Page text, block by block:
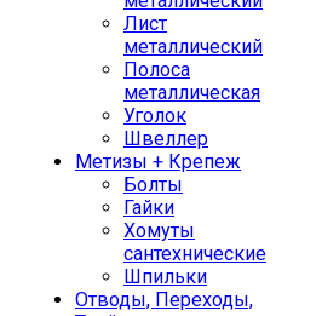
Лист
металлический
Полоса
металлическая
Уголок
Швеллер
Метизы + Крепеж
Болты
Гайки
Хомуты
сантехнические
Шпильки
Отводы, Переходы,